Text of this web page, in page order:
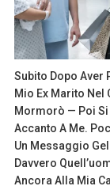
Subito Dopo Aver
Mio Ex Marito
Mormorò — Poi
Accanto A Me.
Un Messaggio
Davvero
Ancora Alla Mia